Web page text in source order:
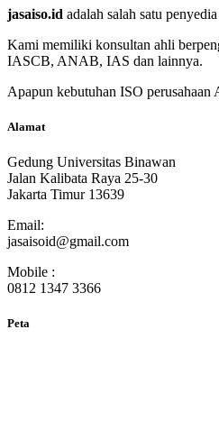
jasaiso.id adalah salah satu
Kami memiliki konsultan ahli
IASCB, ANAB, IAS dan lainnya.
Apapun kebutuhan ISO
Alamat
Gedung Universitas Binawan
Jalan Kalibata Raya 25-30
Jakarta Timur 13639
Email:
jasaisoid@gmail.com
Mobile :
0812 1347 3366
Peta